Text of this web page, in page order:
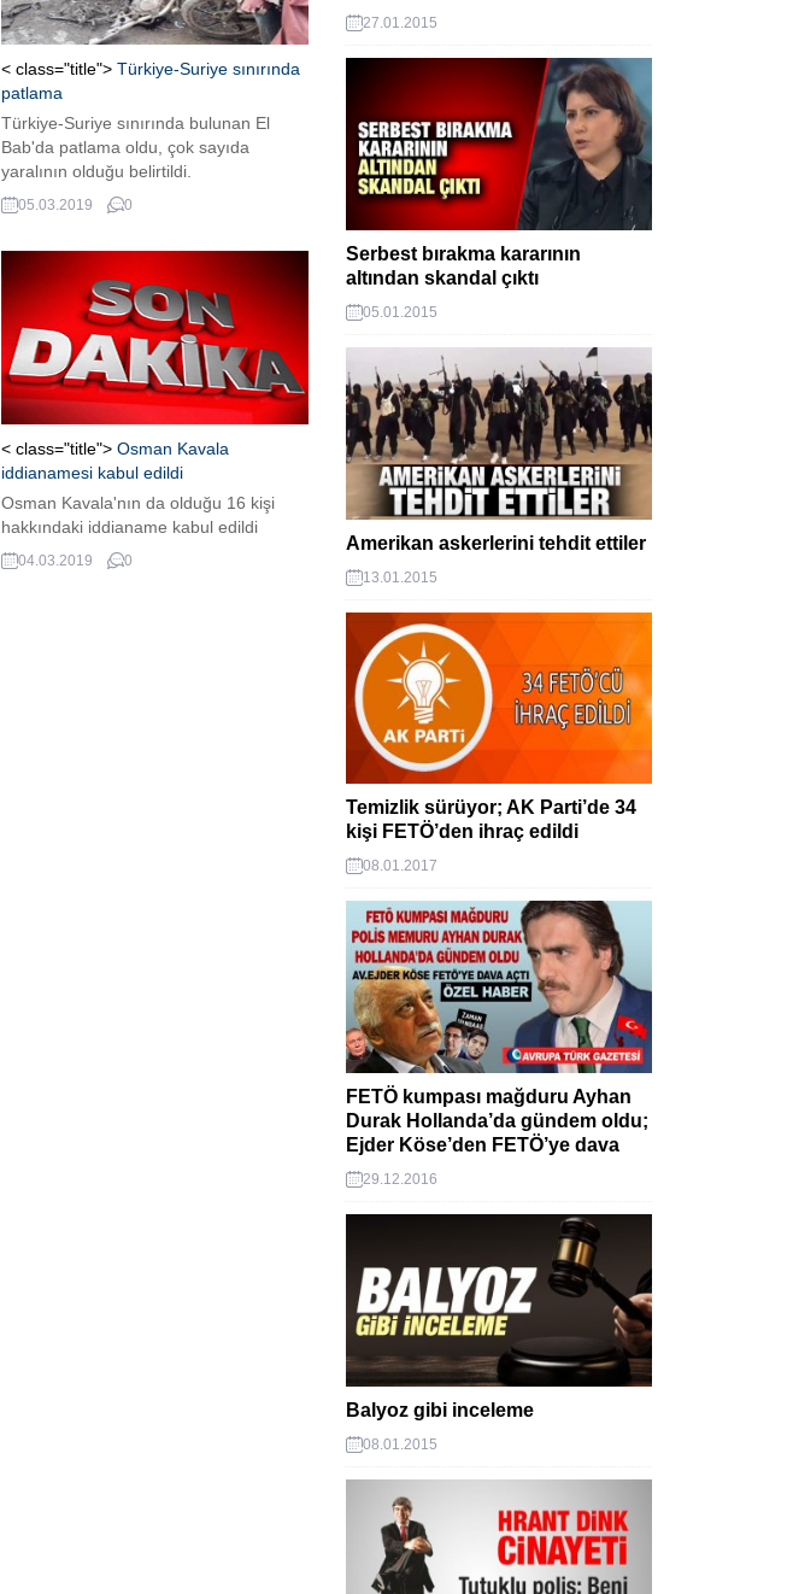
< class="title"> Türkiye-Suriye sınırında
patlama
Türkiye-Suriye sınırında bulunan El
Bab'da patlama oldu, çok sayıda
yaralının olduğu belirtildi.
05.03.2019 0
< class="title"> Osman Kavala
iddianamesi kabul edildi
Osman Kavala'nın da olduğu 16 kişi
hakkındaki iddianame kabul edildi
04.03.2019 0
27.01.2015
Serbest bırakma kararının
altından skandal çıktı
05.01.2015
Amerikan askerlerini tehdit ettiler
13.01.2015
Temizlik sürüyor; AK Parti’de 34
kişi FETÖ’den ihraç edildi
08.01.2017
FETÖ kumpası mağduru Ayhan
Durak Hollanda’da gündem oldu;
Ejder Köse’den FETÖ’ye dava
29.12.2016
Balyoz gibi inceleme
08.01.2015